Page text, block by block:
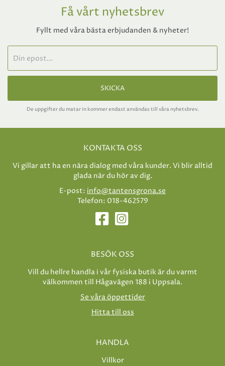
Få vårt nyhetsbrev
Fyllt med våra bästa erbjudanden & nyheter!
SKICKA
De uppgifter du matar in kommer endast användas till våra nyhetsbrev.
KONTAKTA OSS
Vi gillar att ha en nära dialog med våra kunder. Vi blir alltid
glada när du hör av dig.
E-post: info@tantensgrona.se
Telefon: 018-462579
BESÖK OSS
Vill du hellre handla i vår fysiska butik är du varmt
välkommen till Hågavägen 188 i Uppsala.
Se våra öppettider
Hitta till oss
HANDLA
Villkor